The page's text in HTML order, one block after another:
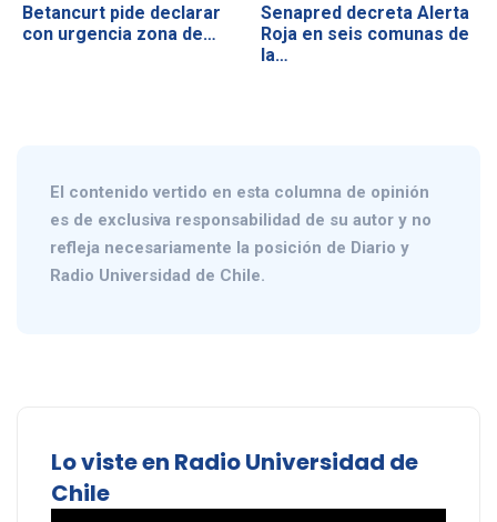
Betancurt pide declarar
con urgencia zona de…
Senapred decreta Alerta
Roja en seis comunas de
la…
El contenido vertido en esta columna de opinión
es de exclusiva responsabilidad de su autor y no
refleja necesariamente la posición de Diario y
Radio Universidad de Chile.
Lo viste en Radio Universidad de
Chile